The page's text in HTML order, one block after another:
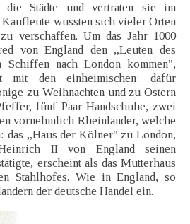
die Städte und vertraten sie im
wussten sich vieler Orten
verschaffen. Um das Jahr 1000
von England den „Leuten des
nach London kommen",
mit den einheimischen: dafür
zu Weihnachten und zu Ostern
fünf Paar Handschuhe, zwei
vornehmlich Rheinländer, welche
das „Haus der Kölner" zu London,
II von England seinen
erscheint als das Mutterhaus
Stahlhofes. Wie in England, so
der deutsche Handel ein.